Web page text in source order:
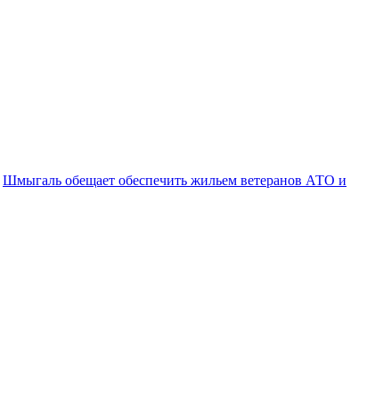
Шмыгаль обещает обеспечить жильем ветеранов АТО и